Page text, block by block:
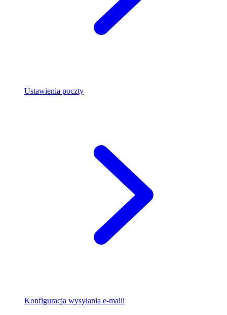
Ustawienia poczty
Konfiguracja wysyłania e-maili